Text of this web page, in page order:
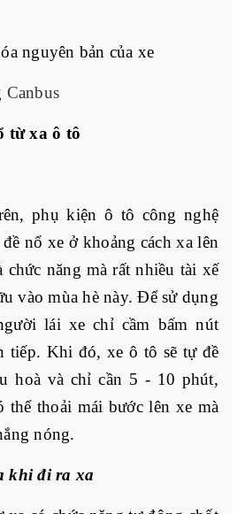
nguyên bản của xe
từ xa ô tô
phụ kiện ô tô công nghệ
nổ xe ở khoảng cách xa lên
năng mà rất nhiều tài xế
vào mùa hè này. Để sử dụng
lái xe chỉ cầm bấm nút
tiếp. Khi đó, xe ô tô sẽ tự đề
hoà và chỉ cần 5 - 10 phút,
thể thoải mái bước lên xe mà
nóng.
khi đi ra xa